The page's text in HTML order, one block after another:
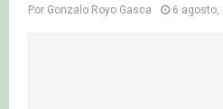
Por Gonzalo Royo Gasca 6 agosto,